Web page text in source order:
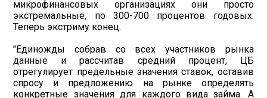
микрофинансовых организациях они просто
экстремальные, по 300-700 процентов годовых.
Теперь экстриму конец.
"Единожды собрав со всех участников рынка
данные и рассчитав средний процент, ЦБ
отрегулирует предельные значения ставок, оставив
спросу и предложению на рынке определять
конкретные значения для каждого вида займа. А